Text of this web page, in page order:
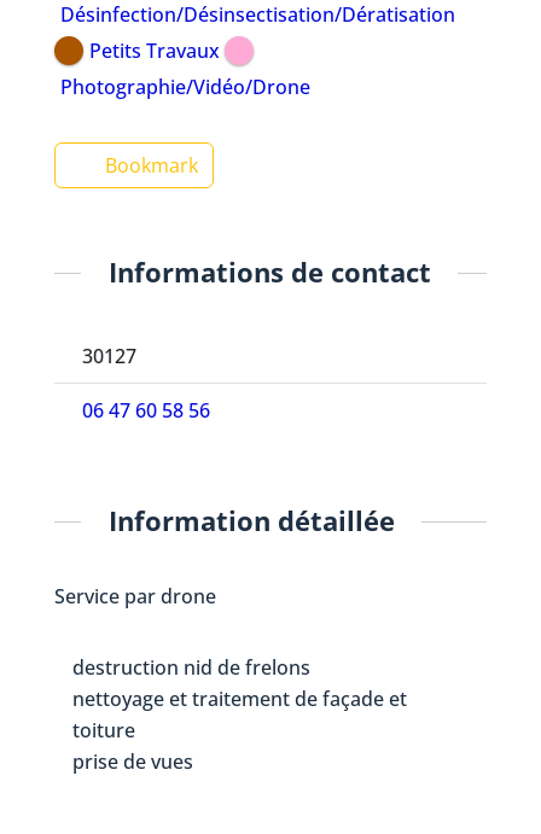
Désinfection/Désinsectisation/Dératisation
Petits Travaux
Photographie/Vidéo/Drone
Bookmark
Informations de contact
30127
06 47 60 58 56
Information détaillée
Service par drone
destruction nid de frelons
nettoyage et traitement de façade et
toiture
prise de vues